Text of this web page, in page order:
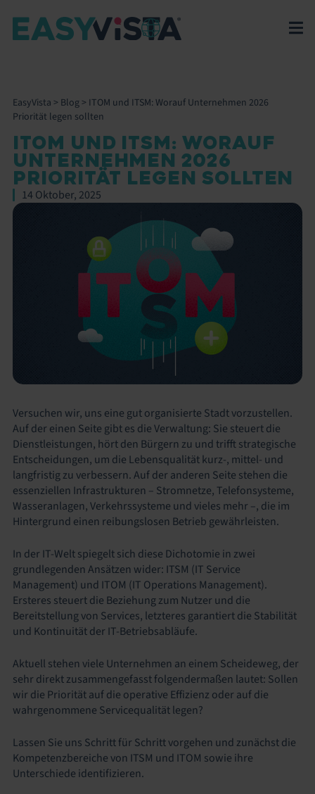
EasyVista > Blog> ITOM und ITSM: Worauf Unternehmen 2026
Priorität legen sollten
ITOM UND ITSM: WORAUF
UNTERNEHMEN 2026
PRIORITÄT LEGEN SOLLTEN
14 Oktober, 2025
Versuchen wir, uns eine gut organisierte Stadt vorzustellen.
Auf der einen Seite gibt es die Verwaltung: Sie steuert die
Dienstleistungen, hört den Bürgern zu und trifft strategische
Entscheidungen, um die Lebensqualität kurz-, mittel- und
langfristig zu verbessern. Auf der anderen Seite stehen die
essenziellen Infrastrukturen – Stromnetze, Telefonsysteme,
Wasseranlagen, Verkehrssysteme und vieles mehr –, die im
Hintergrund einen reibungslosen Betrieb gewährleisten.
In der IT-Welt spiegelt sich diese Dichotomie in zwei
grundlegenden Ansätzen wider: ITSM (IT Service
Management) und ITOM (IT Operations Management).
Ersteres steuert die Beziehung zum Nutzer und die
Bereitstellung von Services, letzteres garantiert die Stabilität
und Kontinuität der IT-Betriebsabläufe.
Aktuell stehen viele Unternehmen an einem Scheideweg, der
sehr direkt zusammengefasst folgendermaßen lautet: Sollen
wir die Priorität auf die operative Effizienz oder auf die
wahrgenommene Servicequalität legen?
Lassen Sie uns Schritt für Schritt vorgehen und zunächst die
Kompetenzbereiche von ITSM und ITOM sowie ihre
Unterschiede identifizieren.